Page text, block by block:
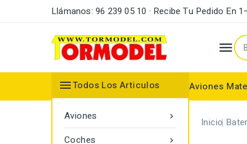
Llámanos: 96 239 05 10 · Recibe Tu Pedido En

Aviones
Todos Los Articulos

Aviones

Coches
Inicio